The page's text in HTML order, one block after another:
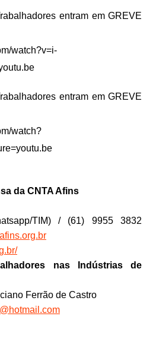
entram em GREVE
watch?v=i-
entram em GREVE
watch?
da CNTA Afins
TIM) / (61) 9955 3832
nas Indústrias de
Ferrão de Castro